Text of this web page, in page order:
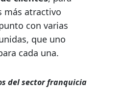
más atractivo
con varias
que uno
cada una.
del sector franquicia